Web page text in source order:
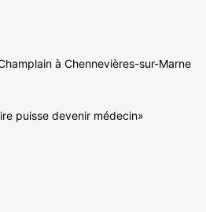
à Chennevières-sur-Marne
puisse devenir médecin»